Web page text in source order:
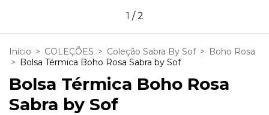
1 /2
Início > COLEÇÕES > Coleção Sabra By Sof > Boho Rosa
> Bolsa Térmica Boho Rosa Sabra by Sof
Bolsa Térmica Boho Rosa
Sabra by Sof